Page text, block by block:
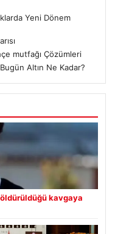
Yeni Dönem
mutfağı Çözümleri
Altın Ne Kadar?
öldürüldüğü kavgaya